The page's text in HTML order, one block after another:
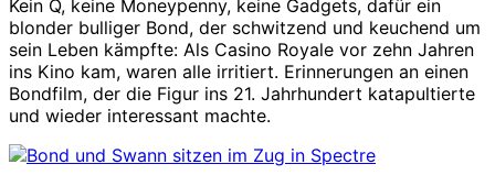
Film,
der
James
Bond
007
wieder
machte
Kein Q, keine Moneypenny, keine Gadgets, dafür ein
blonder bulliger Bond, der schwitzend und keuchend um
sein Leben kämpfte: Als Casino Royale vor zehn Jahren
ins Kino kam, waren alle irritiert. Erinnerungen an einen
Bondfilm, der die Figur ins 21. Jahrhundert katapultierte
und wieder interessant machte.